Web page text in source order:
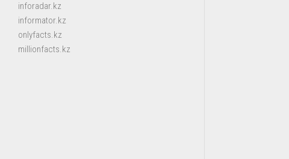
inforadar.kz
informator.kz
onlyfacts.kz
millionfacts.kz